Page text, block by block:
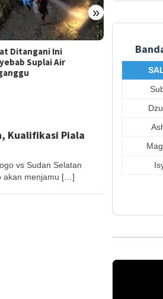
»
Ditangani Ini
Suplai Air
Gunakan
Helikopter
Aceh
Kualifikasi Piala
vs Sudan Selatan
akan menjamu […]